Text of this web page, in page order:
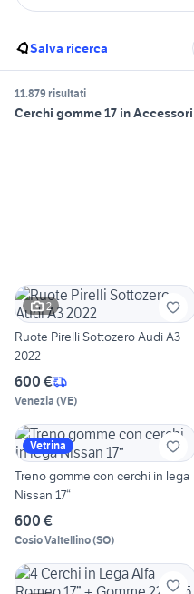
Salva ricerca
11.879 risultati
Cerchi gomme 17 in
2
Ruote Pirelli Sottozero Audi A3
2022
600 €
Venezia (VE)
Vetrina
Treno gomme con cerchi in lega
Nissan 17“
600 €
Cosio Valtellino(SO)